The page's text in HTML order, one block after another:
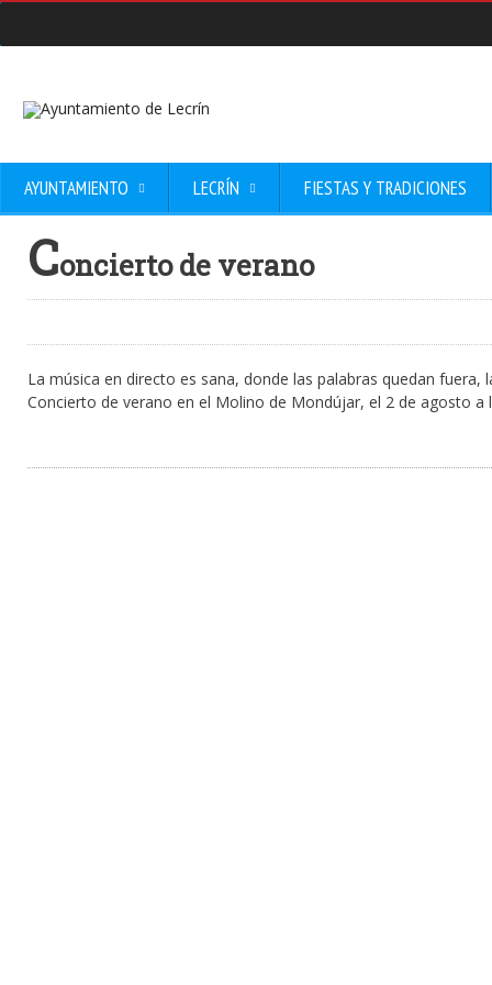
AYUNTAMIENTO LECRÍN FIESTAS Y TRADICIONES
Concierto de verano
La música en directo es sana, donde las palabras quedan fuera,
Concierto de verano en el Molino de Mondújar, el 2 de agosto a